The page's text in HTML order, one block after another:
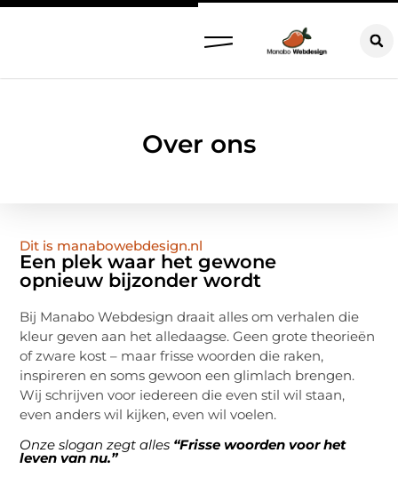
Over ons
Dit is manabowebdesign.nl
Een plek waar het gewone
opnieuw bijzonder wordt
Bij Manabo Webdesign draait alles om verhalen die
kleur geven aan het alledaagse. Geen grote theorieën
of zware kost – maar frisse woorden die raken,
inspireren en soms gewoon een glimlach brengen.
Wij schrijven voor iedereen die even stil wil staan,
even anders wil kijken, even wil voelen.
Onze slogan zegt alles “Frisse woorden voor het
leven van nu.”